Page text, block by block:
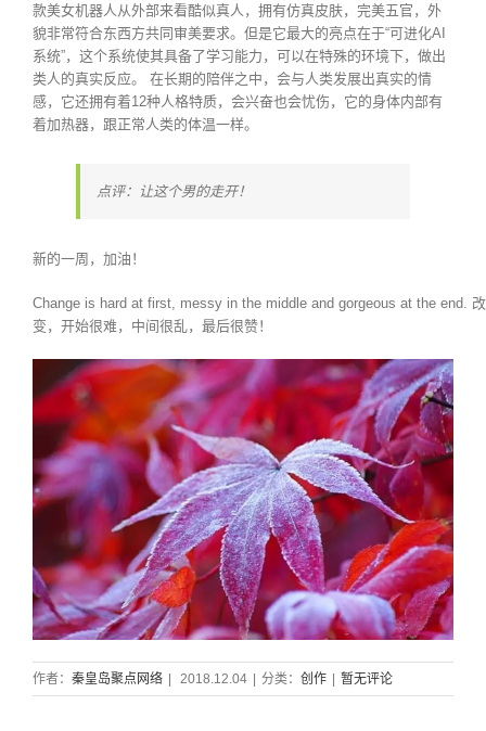
款美女机器人从外部来看酷似真人，拥有仿真皮肤，完美五官，外
貌非常符合东西方共同审美要求。但是它最大的亮点在于“可进化AI
系统”，这个系统使其具备了学习能力，可以在特殊的环境下，做出
类人的真实反应。 在长期的陪伴之中，会与人类发展出真实的情
感，它还拥有着12种人格特质，会兴奋也会忧伤，它的身体内部有
着加热器，跟正常人类的体温一样。
点评：让这个男的走开！
新的一周，加油！
Change is hard at first, messy in the middle and gorgeous at the end. 改
变，开始很难，中间很乱，最后很赞！
作者： 秦皇岛聚点网络 2018.12.04 分类： 创作 暂无评论